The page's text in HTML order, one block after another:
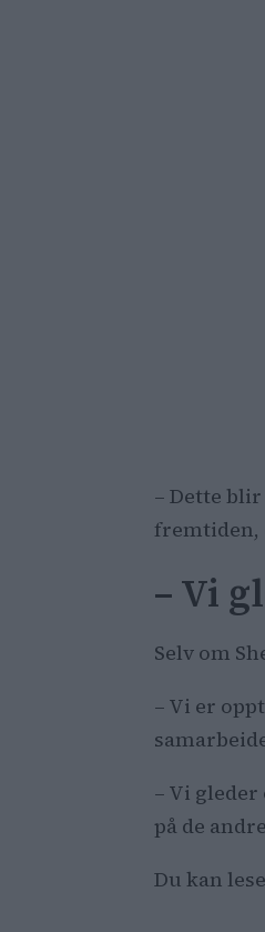
– Dette
fremtiden,
– Vi
Selv om
– Vi er
– Vi
på de
Du kan